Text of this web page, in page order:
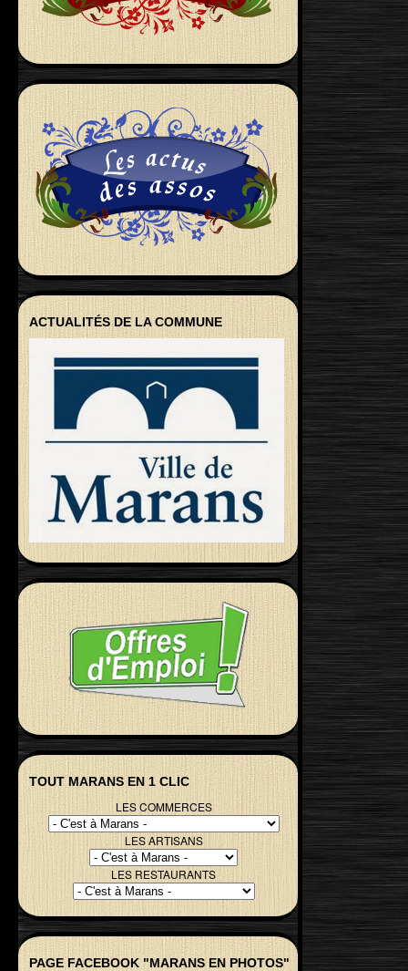
ACTUALITÉS DE LA COMMUNE
TOUT MARANS EN 1 CLIC
LES COMMERCES
LES ARTISANS
LES RESTAURANTS
PAGE FACEBOOK "MARANS EN PHOTOS"